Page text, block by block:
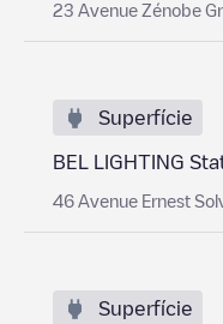
23 Avenue Zénobe
Superfície
BEL LIGHTING
46 Avenue Ernest
Superfície